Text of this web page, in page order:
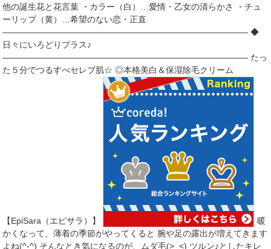
他の誕生花と花言葉 ・カラー（白）…愛情・乙女の清らかさ ・チュ
ーリップ（黄）…希望のない恋・正直
――――――――――――――――――――――――――――― ◆
日々にいろどりプラス♪
――――――――――――――――――――――――――――― たっ
た５分でつるすべセレブ肌☆ ◎本格美白＆保湿除毛クリーム
【EpiSara（エピサラ）】
暖
かくなって、薄着の季節がやってくると 腕や足の露出が増えてきます
よね(^-^) そんなとき気になるのが、ムダ毛(>_<) ツルン♪としたキレ